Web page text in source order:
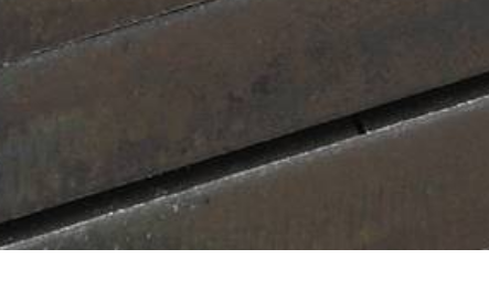
Metinvest Polska